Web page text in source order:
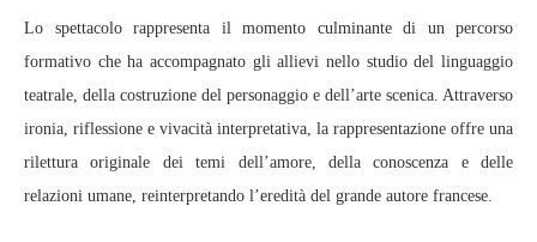
Lo spettacolo rappresenta il momento culminante di un percorso
formativo che ha accompagnato gli allievi nello studio del linguaggio
teatrale, della costruzione del personaggio e dell’arte scenica. Attraverso
ironia, riflessione e vivacità interpretativa, la rappresentazione offre una
rilettura originale dei temi dell’amore, della conoscenza e delle
relazioni umane, reinterpretando l’eredità del grande autore francese.